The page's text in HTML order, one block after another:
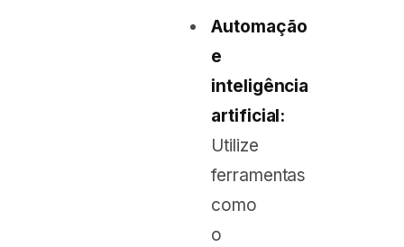
Automação
e
inteligência
artificial:
Utilize
ferramentas
como
o